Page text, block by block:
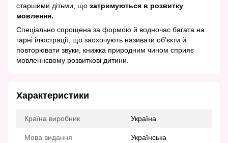
старшими дітьми, що затримуються в розвитку
мовлення.
Спеціально спрощена за формою й водночас багата на
гарні ілюстрації, що заохочують називати об’єкти й
повторювати звуки, книжка природним чином сприяє
мовленнєвому розвиткові дитини.
Характеристики
Країна виробник Україна
Мова видання Українська